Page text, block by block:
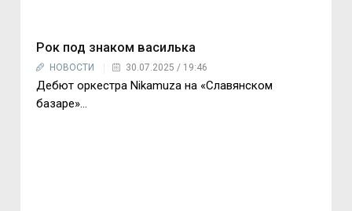
Рок под знаком василька
НОВОСТИ 30.07.2025 / 19:46
Дебют оркестра Nikamuza на «Славянском
базаре»...